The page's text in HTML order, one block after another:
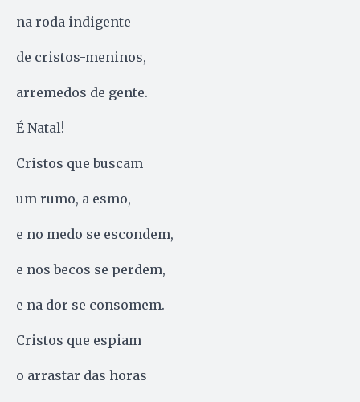
na roda indigente
de cristos-meninos,
arremedos de gente.
É Natal!
Cristos que buscam
um rumo, a esmo,
e no medo se escondem,
e nos becos se perdem,
e na dor se consomem.
Cristos que espiam
o arrastar das horas